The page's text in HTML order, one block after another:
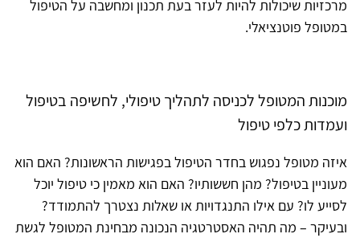
מרכזיות שיכולות להיות לעזר בעת תכנון ומחשבה על הטיפול
במטופל פוטנציאלי.
מוכנות המטופל לכניסה לתהליך טיפולי, לחשיפה בטיפול
ועמדות כלפי טיפול
איזה מטופל נפגוש בחדר הטיפול בפגישות הראשונות? האם הוא
מעוניין בטיפול? מהן חששותיו? האם הוא מאמין כי טיפול יוכל
לסייע לו? עם אילו התנגדויות או שאלות נצטרך להתמודד?
ובעיקר – מה תהיה האסטרטגיה הנכונה מבחינת המטופל לגשת